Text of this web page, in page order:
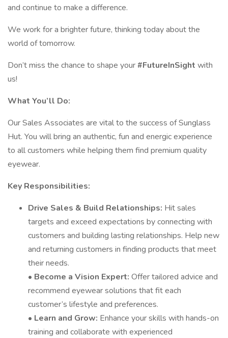
and continue to make a difference.
We work for a brighter future, thinking today about the
world of tomorrow.
Don’t miss the chance to shape your#FutureInSight with
us!
What You’ll Do:
Our Sales Associates are vital to the success of Sunglass
Hut. You will bring an authentic, fun and energic experience
to all customers while helping them find premium quality
eyewear.
Key Responsibilities:
Drive Sales & Build Relationships: Hit sales
targets and exceed expectations by connecting with
customers and building lasting relationships. Help new
and returning customers in finding products that meet
their needs.
• Become a Vision Expert: Offer tailored advice and
recommend eyewear solutions that fit each
customer’s lifestyle and preferences.
• Learn and Grow: Enhance your skills with hands-on
training and collaborate with experienced